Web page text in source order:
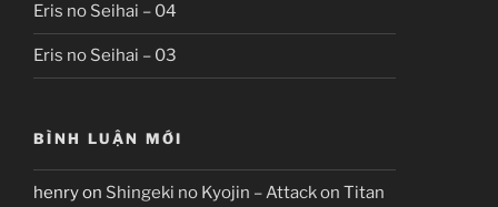
Eris no Seihai – 04
Eris no Seihai – 03
BÌNH LUẬN MỚI
henryon Shingeki no Kyojin – Attack on Titan